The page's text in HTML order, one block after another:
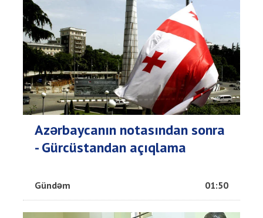
Azərbaycanın notasından sonra
- Gürcüstandan açıqlama
Gündəm 01:50